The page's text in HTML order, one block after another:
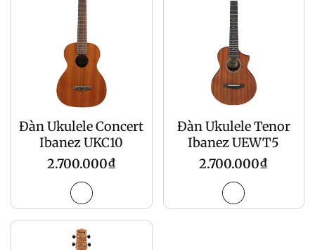
Đàn Ukulele Concert
Ibanez UKC10
Giá
2.700.000₫
Đàn Ukulele Tenor
Ibanez UEWT5
Giá
2.700.000₫